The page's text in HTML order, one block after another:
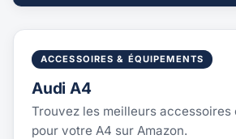
ACCESSOIRES & ÉQUIPEMENTS
Audi A4
Trouvez les meilleurs accessoires
pour votre A4 sur Amazon.